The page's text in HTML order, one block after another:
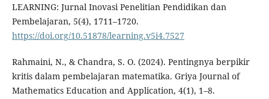
LEARNING: Jurnal Inovasi Penelitian Pendidikan dan
Pembelajaran, 5(4), 1711–1720.
https://doi.org/10.51878/learning.v5i4.7527
Rahmaini, N., & Chandra, S. O. (2024). Pentingnya berpikir
kritis dalam pembelajaran matematika. Griya Journal of
Mathematics Education and Application, 4(1), 1–8.